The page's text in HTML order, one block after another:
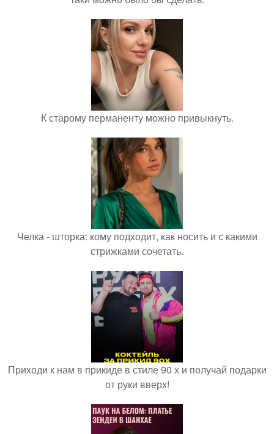
К старому перманенту можно привыкнуть.
Челка - шторка: кому подходит, как носить и с какими
стрижками сочетать.
Приходи к нам в прикиде в стиле 90 х и получай подарки
от руки вверх!